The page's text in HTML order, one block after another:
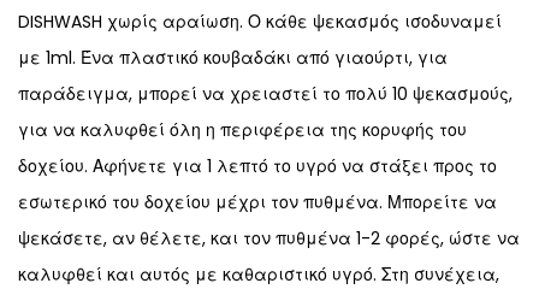
DISHWASH χωρίς αραίωση. Ο κάθε ψεκασμός ισοδυναμεί
με 1ml. Ένα πλαστικό κουβαδάκι από γιαούρτι, για
παράδειγμα, μπορεί να χρειαστεί το πολύ 10 ψεκασμούς,
για να καλυφθεί όλη η περιφέρεια της κορυφής του
δοχείου. Αφήνετε για 1 λεπτό το υγρό να στάξει προς το
εσωτερικό του δοχείου μέχρι τον πυθμένα. Μπορείτε να
ψεκάσετε, αν θέλετε, και τον πυθμένα 1-2 φορές, ώστε να
καλυφθεί και αυτός με καθαριστικό υγρό. Στη συνέχεια,